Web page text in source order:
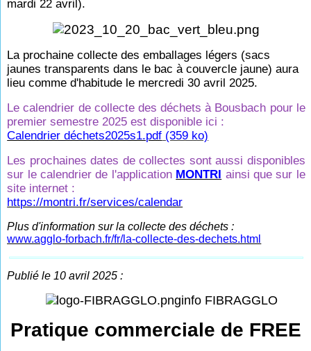
mardi 22 avril).
La prochaine collecte des emballages légers (sacs
jaunes transparents dans le bac à couvercle jaune) aura
lieu comme d'habitude le mercredi 30 avril 2025.
Le calendrier de collecte des déchets à Bousbach pour le
premier semestre 2025 est disponible ici :
Calendrier déchets2025s1.pdf (359 ko)
Les prochaines dates de collectes sont aussi disponibles
sur le calendrier de l'application MONTRI ainsi que sur le
site internet :
https://montri.fr/services/calendar
Plus d'information sur la collecte des déchets :
www.agglo-forbach.fr/fr/la-collecte-des-dechets.html
Publié le 10 avril 2025 :
info FIBRAGGLO
Pratique commerciale de FREE